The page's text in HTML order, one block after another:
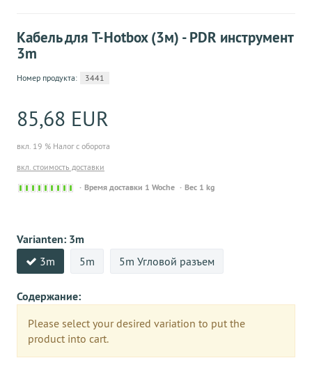
Кабель для T-Hotbox (3м) - PDR инструмент
3m
Номер продукта: 3441
85,68 EUR
вкл. 19 % Налог с оборота
вкл. стоимость доставки
Sofort
Время доставки 1 Woche Вес 1 kg
Varianten: 3m
3m 5m 5m Угловой разъем
Содержание:
Please select your desired variation to put the
product into cart.